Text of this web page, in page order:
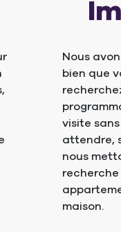
Nous
bien que
visite
attendre,
nous
maison.